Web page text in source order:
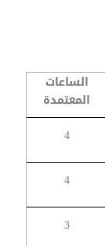
الساعات
المعتمدة
4
4
3